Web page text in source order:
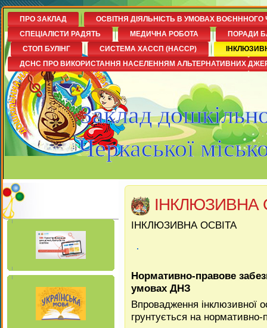
Заклад
Черкаської
ПРО ЗАКЛАД
ОСВІТНЯ ДІЯЛЬНІСТЬ В УМОВАХ ВОЄНННОГО
СПЕЦІАЛІСТИ РАДЯТЬ
МЕДИЧНА РОБОТА
ПОРАДИ
СТОП БУЛІНГ
СИСТЕМА ХАССП (НАССР)
ДСНС ПРО ВИКОРИСТАННЯ НАСЕЛЕННЯМ АЛЬТЕРНАТИВНИХ
ІНКЛЮЗИВНА
ІНКЛЮЗИВНА ОСВІТА
Нормативно-правове
умовах ДНЗ
Впровадження інклюзивної
грунтується на нормативно-